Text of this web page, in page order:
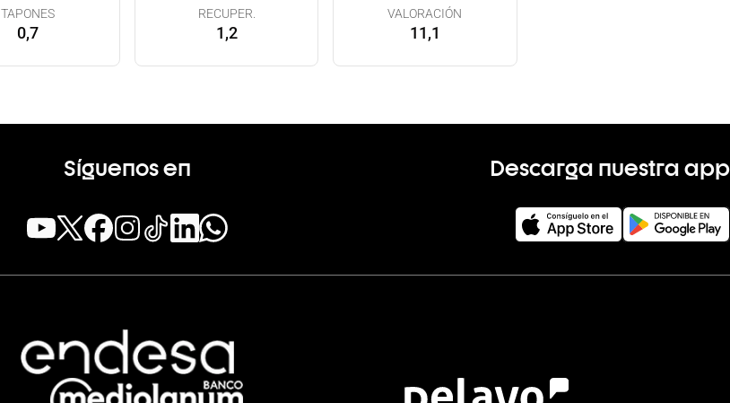
TAPONES
0,7
RECUPER.
1,2
VALORACIÓN
11,1
Síguenos en Descarga nuestra app